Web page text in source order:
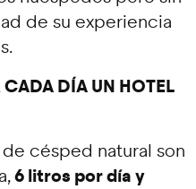
de su experiencia
DÍA UN HOTEL
césped natural son
6 litros por día y